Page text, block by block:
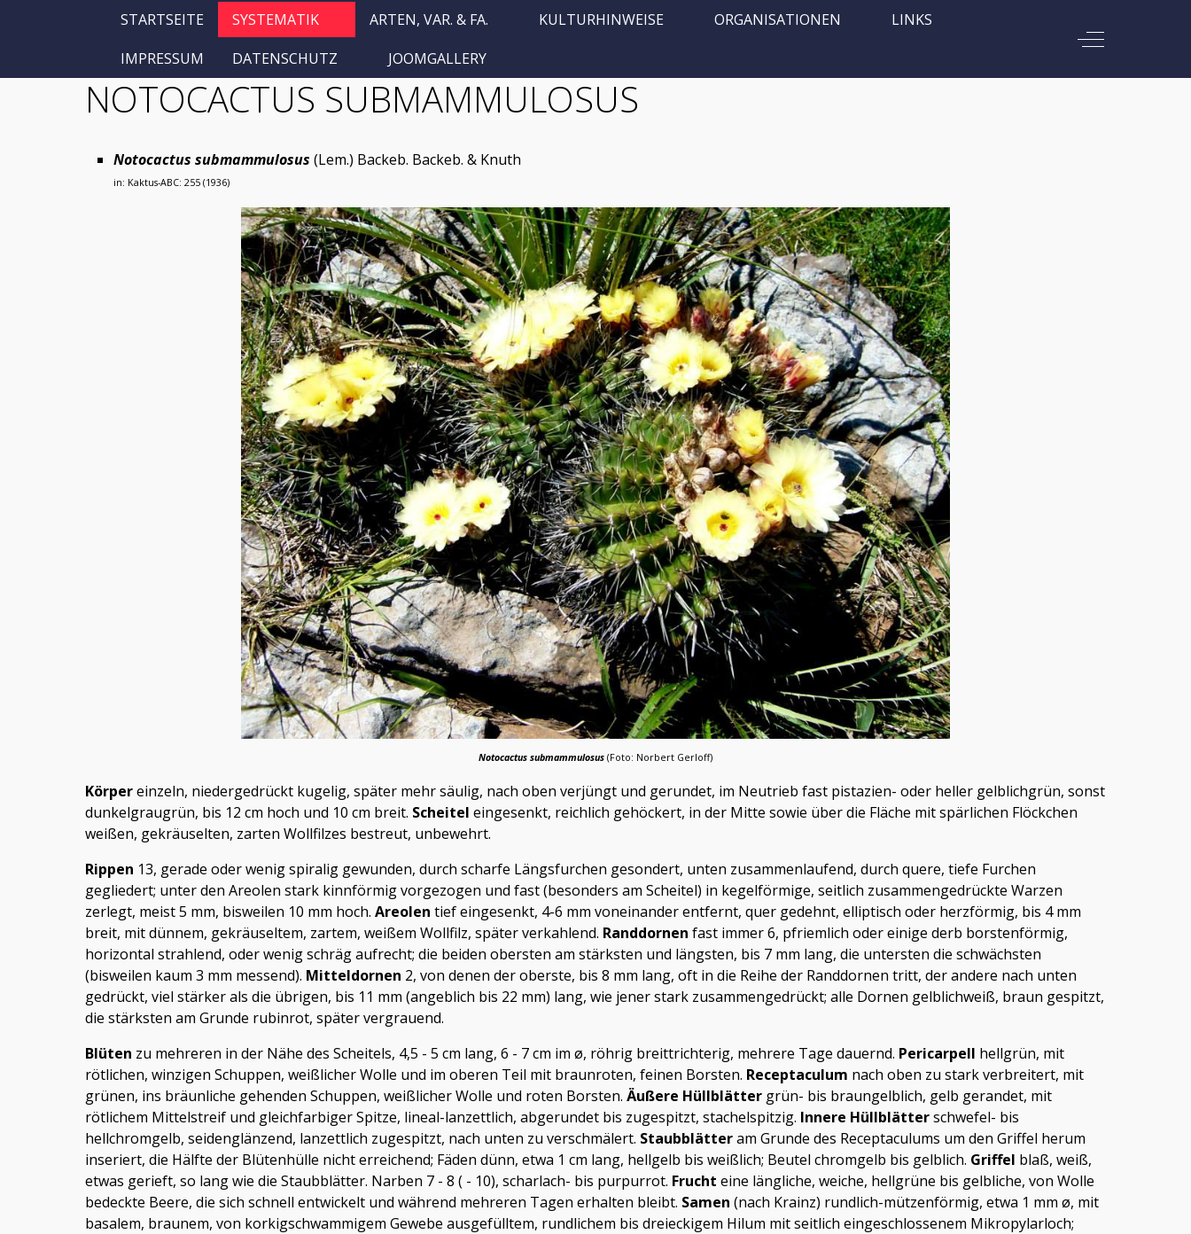
STARTSEITE SYSTEMATIK ARTEN, VAR. & FA. KULTURHINWEISE ORGANISATIONEN
LINKS
IMPRESSUM
DATENSCHUTZ JOOMGALLERY
Off-Canvas
NOTOCACTUS SUBMAMMULOSUS
Notocactus submammulosus (Lem.) Backeb. Backeb. & Knuth
in: Kaktus-ABC: 255 (1936)
Notocactus submammulosus (Foto: Norbert Gerloff)
Körpereinzeln, niedergedrückt kugelig, später mehr säulig, nach oben verjüngt und gerundet, im Neutrieb fast pistazien- oder heller gelblichgrün, sonst
dunkelgraugrün, bis 12 cm hoch und 10 cm breit. Scheitel eingesenkt, reichlich gehöckert, in der Mitte sowie über die Fläche mit spärlichen Flöckchen
weißen, gekräuselten, zarten Wollfilzes bestreut, unbewehrt.
Rippen 13, gerade oder wenig spiralig gewunden, durch scharfe Längsfurchen gesondert, unten zusammenlaufend, durch quere, tiefe Furchen
gegliedert; unter den Areolen stark kinnförmig vorgezogen und fast (besonders am Scheitel) in kegelförmige, seitlich zusammengedrückte Warzen
zerlegt, meist 5 mm, bisweilen 10 mm hoch. Areolen tief eingesenkt, 4-6 mm voneinander entfernt, quer gedehnt, elliptisch oder herzförmig, bis 4 mm
breit, mit dünnem, gekräuseltem, zartem, weißem Wollfilz, später verkahlend. Randdornen fast immer 6, pfriemlich oder einige derb borstenförmig,
horizontal strahlend, oder wenig schräg aufrecht; die beiden obersten am stärksten und längsten, bis 7 mm lang, die untersten die schwächsten
(bisweilen kaum 3 mm messend). Mitteldornen 2, von denen der oberste, bis 8 mm lang, oft in die Reihe der Randdornen tritt, der andere nach unten
gedrückt, viel stärker als die übrigen, bis 11 mm (angeblich bis 22 mm) lang, wie jener stark zusammengedrückt; alle Dornen gelblichweiß, braun gespitzt,
die stärksten am Grunde rubinrot, später vergrauend.
Blüten zu mehreren in der Nähe des Scheitels, 4,5 - 5 cm lang, 6 - 7 cm im ø, röhrig breittrichterig, mehrere Tage dauernd. Pericarpell hellgrün, mit
rötlichen, winzigen Schuppen, weißlicher Wolle und im oberen Teil mit braunroten, feinen Borsten. Receptaculum nach oben zu stark verbreitert, mit
grünen, ins bräunliche gehenden Schuppen, weißlicher Wolle und roten Borsten. Äußere Hüllblätter grün- bis braungelblich, gelb gerandet, mit
rötlichem Mittelstreif und gleichfarbiger Spitze, lineal-lanzettlich, abgerundet bis zugespitzt, stachelspitzig. Innere Hüllblätterschwefel- bis
hellchromgelb, seidenglänzend, lanzettlich zugespitzt, nach unten zu verschmälert. Staubblätteram Grunde des Receptaculums um den Griffel herum
inseriert, die Hälfte der Blütenhülle nicht erreichend; Fäden dünn, etwa 1 cm lang, hellgelb bis weißlich; Beutel chromgelb bis gelblich. Griffel blaß, weiß,
etwas gerieft, so lang wie die Staubblätter. Narben 7 - 8 ( - 10), scharlach- bis purpurrot. Frucht eine längliche, weiche, hellgrüne bis gelbliche, von Wolle
bedeckte Beere, die sich schnell entwickelt und während mehreren Tagen erhalten bleibt. Samen (nach Krainz) rundlich-mützenförmig, etwa 1 mm ø, mit
basalem, braunem, von korkigschwammigem Gewebe ausgefülltem, rundlichem bis dreieckigem Hilum mit seitlich eingeschlossenem Mikropylarloch;